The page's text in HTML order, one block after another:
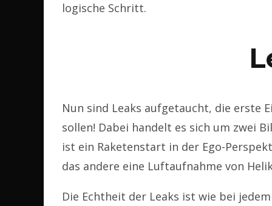
logische Schritt.
Nun sind Leaks aufgetaucht, die erste
sollen! Dabei handelt es sich um zwei
ist ein Raketenstart in der Ego-
das andere eine Luftaufnahme von
Die Echtheit der Leaks ist wie bei